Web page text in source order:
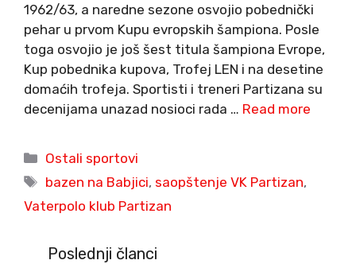
1962/63, a naredne sezone osvojio pobednički
pehar u prvom Kupu evropskih šampiona. Posle
toga osvojio je još šest titula šampiona Evrope,
Kup pobednika kupova, Trofej LEN i na desetine
domaćih trofeja. Sportisti i treneri Partizana su
decenijama unazad nosioci rada … Read more
Categories
Ostali sportovi
Tags
bazen na Babjici, saopštenje VK Partizan,
Vaterpolo klub Partizan
Poslednji članci